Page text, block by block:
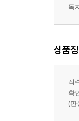
독
상품
직
확
(판